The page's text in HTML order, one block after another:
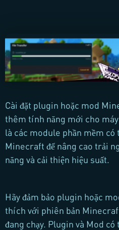
Cài đặt plugin hoặc mod
thêm tính năng mới cho
là các module phần mềm có
Minecraft để nâng cao trải
năng và cải thiện hiệu suất.
Hãy đảm bảo plugin hoặc
thích với phiên bản
đang chạy. Plugin và Mod